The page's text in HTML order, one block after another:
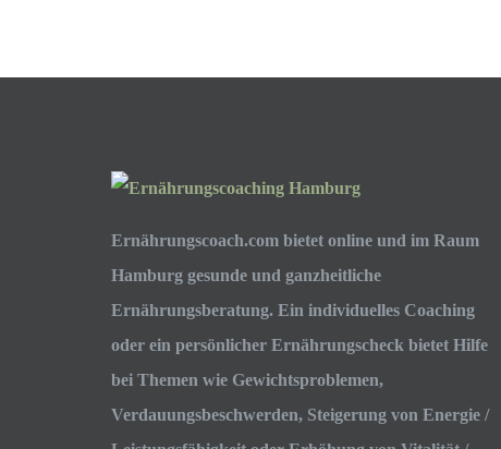
Ernährungscoach.com bietet online und im Raum
Hamburg gesunde und ganzheitliche
Ernährungsberatung. Ein individuelles Coaching
oder ein persönlicher Ernährungscheck bietet Hilfe
bei Themen wie Gewichtsproblemen,
Verdauungsbeschwerden, Steigerung von Energie /